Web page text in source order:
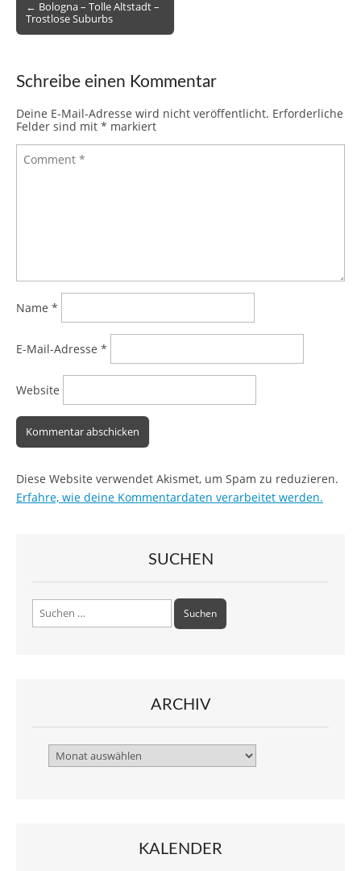
o
k
navigation
← Bologna – Tolle Altstadt –
Trostlose Suburbs
Schreibe einen Kommentar
Deine E-Mail-Adresse wird nicht veröffentlicht. Erforderliche
Felder sind mit * markiert
Name *
E-Mail-Adresse *
Website
Diese Website verwendet Akismet, um Spam zu reduzieren.
Erfahre, wie deine Kommentardaten verarbeitet werden.
SUCHEN
Suchen
nach:
ARCHIV
Archiv
KALENDER